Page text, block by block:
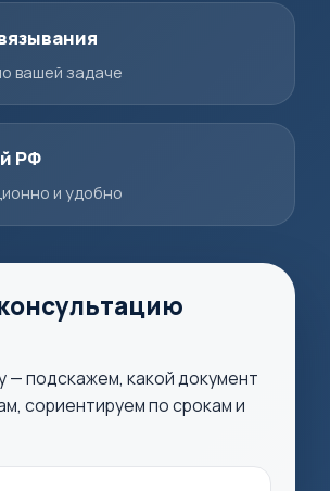
вашей задаче
РФ
и удобно
— подскажем, какой документ
сориентируем по срокам и